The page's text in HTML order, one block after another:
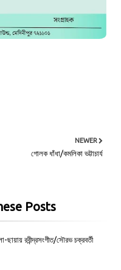
NEWER
গোলক ধাঁধা/কমলিকা ভট্টাচার্য
Posts
ছায়ায় রবীন্দ্রসংগীত/সৌরভ চক্রবর্তী